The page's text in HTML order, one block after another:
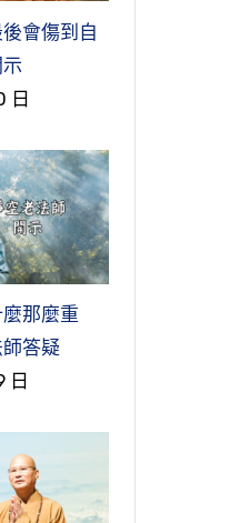
會傷到自
日
麼那麼重
答疑
日